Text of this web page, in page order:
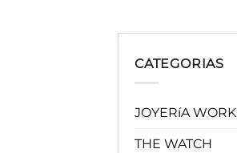
CATEGORIAS
JOYERíA WORK
THE WATCH